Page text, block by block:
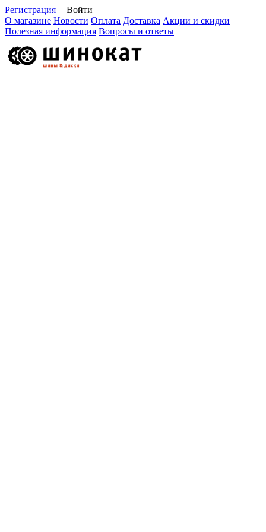
Регистрация
Войти
О магазине Новости Оплата Доставка Акции и скидки
Полезная информация Вопросы и ответы